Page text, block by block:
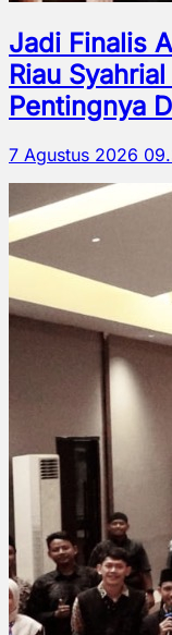
Jadi Finalis
Riau
Pentingnya
7 Agustus 2026